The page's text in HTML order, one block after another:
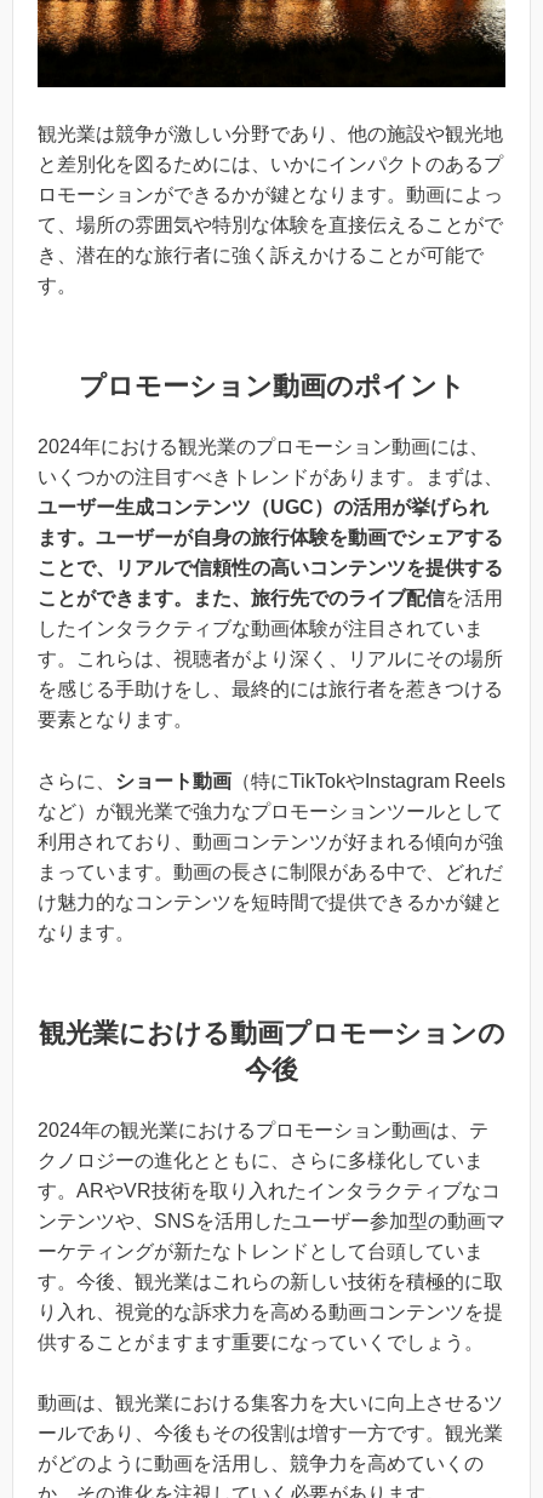
観光業は競争が激しい分野であり、他の施設や観光地
と差別化を図るためには、いかにインパクトのあるプ
ロモーションができるかが鍵となります。動画によっ
て、場所の雰囲気や特別な体験を直接伝えることがで
き、潜在的な旅行者に強く訴えかけることが可能で
す。
プロモーション動画のポイント
2024年における観光業のプロモーション動画には、
いくつかの注目すべきトレンドがあります。まずは、
ユーザー生成コンテンツ（UGC）の活用が挙げられ
ます。ユーザーが自身の旅行体験を動画でシェアする
ことで、リアルで信頼性の高いコンテンツを提供する
ことができます。また、旅行先でのライブ配信を活用
したインタラクティブな動画体験が注目されていま
す。これらは、視聴者がより深く、リアルにその場所
を感じる手助けをし、最終的には旅行者を惹きつける
要素となります。
さらに、 ショート動画 （特にTikTokやInstagram Reels
など）が観光業で強力なプロモーションツールとして
利用されており、動画コンテンツが好まれる傾向が強
まっています。動画の長さに制限がある中で、どれだ
け魅力的なコンテンツを短時間で提供できるかが鍵と
なります。
観光業における動画プロモーションの
今後
2024年の観光業におけるプロモーション動画は、テ
クノロジーの進化とともに、さらに多様化していま
す。ARやVR技術を取り入れたインタラクティブなコ
ンテンツや、SNSを活用したユーザー参加型の動画マ
ーケティングが新たなトレンドとして台頭していま
す。今後、観光業はこれらの新しい技術を積極的に取
り入れ、視覚的な訴求力を高める動画コンテンツを提
供することがますます重要になっていくでしょう。
動画は、観光業における集客力を大いに向上させるツ
ールであり、今後もその役割は増す一方です。観光業
がどのように動画を活用し、競争力を高めていくの